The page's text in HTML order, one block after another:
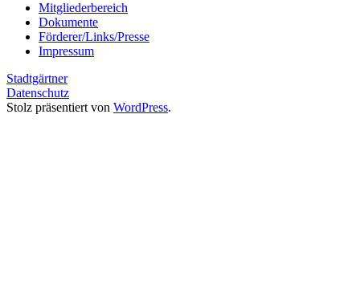
Mitgliederbereich
Dokumente
Förderer/Links/Presse
Impressum
Stadtgärtner
Datenschutz
Stolz präsentiert von WordPress.